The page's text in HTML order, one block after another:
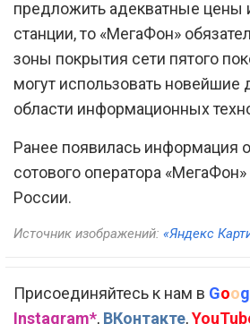
предложить адекватные цены
станции, то «МегаФон»
зоны покрытия сети пятого
могут использовать
области информационных
Ранее появилась информация
сотового оператора «МегаФон»
России.
Источник изображений: «Яндекс
Присоединяйтесь к нам в Goog
Instagram*, ВКонтакте,